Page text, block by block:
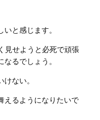
と感じます。
見せようと必死で頑張
るでしょう。
ない。
えるようになりたいで